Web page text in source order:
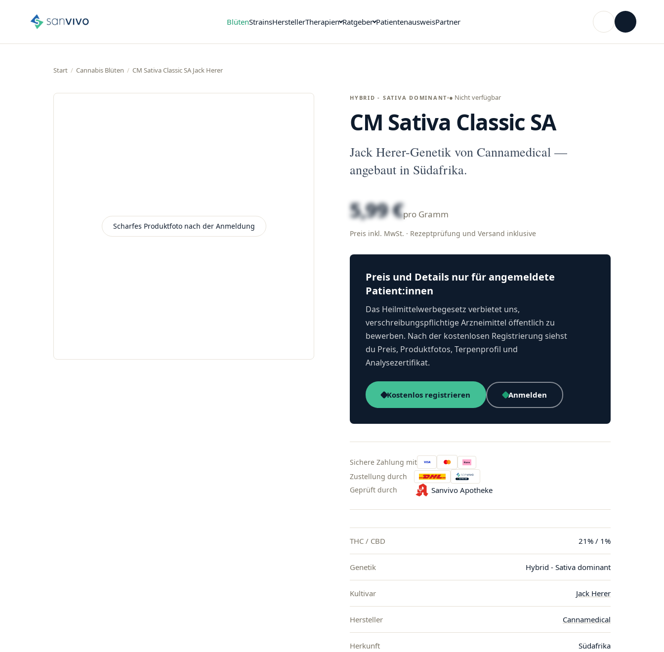
BlütenStrainsHerstellerTherapien Ratgeber PatientenausweisPartner
Start / Cannabis Blüten / CM Sativa Classic SA Jack Herer
Beispielbild
Scharfes Produktfoto nach der Anmeldung
HYBRID - SATIVA DOMINANT ● Nicht verfügbar
CM Sativa Classic SA
Jack Herer-Genetik von Cannamedical —
angebaut in Südafrika.
5,99 €pro Gramm
Preis inkl. MwSt. · Rezeptprüfung und Versand inklusive
Preis und Details nur für angemeldete
Patient:innen
Das Heilmittelwerbegesetz verbietet uns,
verschreibungspflichtige Arzneimittel öffentlich zu
bewerben. Nach der kostenlosen Registrierung siehst
du Preis, Produktfotos, Terpenprofil und
Analysezertifikat.
Kostenlos registrieren Anmelden
Sichere Zahlung mit
Zustellung durch
Geprüft durch
Sanvivo Apotheke
THC / CBD 21% / 1%
Genetik Hybrid - Sativa dominant
Kultivar Jack Herer
Hersteller Cannamedical
Herkunft Südafrika